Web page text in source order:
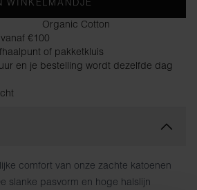
Organic Cotton
€100
of pakketkluis
en je bestelling wordt dezelfde dag
comfort van onze zachte katoenen
slanke pasvorm en hoge halslijn